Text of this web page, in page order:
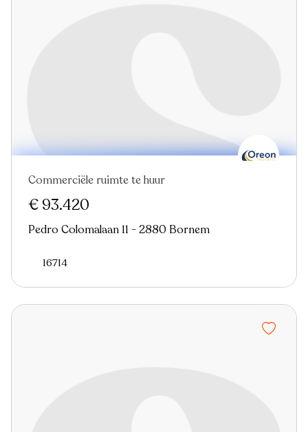
Commerciële ruimte te huur
€ 93.420
Pedro Colomalaan 11 - 2880 Bornem
16714